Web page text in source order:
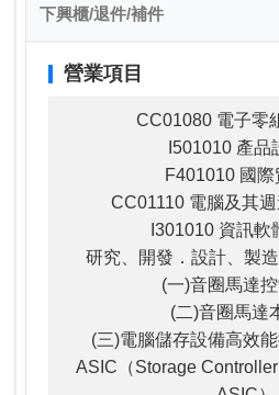
下興櫃/退件/補件
營業項目
CC01080 電子零
I501010 產品
F401010 國際
CC01110 電腦及其
I301010 資訊軟
研究、開發．設計、製
(一)音圈馬達控
(二)音圈馬達
(三)電腦儲存設備高效
ASIC（Storage